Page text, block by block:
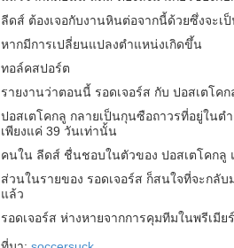
ลีดส์ ต้องเจอกับงานหินต่อจากนี้ด้วยซึ่งจะเ
หากมีการเปลี่ยนแปลงตำแหน่งเกิดขึ้น
ทอล์คสปอร์ต
รายงานว่าตอนนี้ รอดเจอร์ส กับ ปอสเตโค
ปอสเตโคกลู กลายเป็นกุนซือถาวรที่อยู่ใน
เพียงแค่ 39 วันเท่านั้น
คนใน ลีดส์ ชื่นชอบในตัวของ ปอสเตโคกลู
ส่วนในรายของ รอดเจอร์ส ก็สนใจที่จะกลั
แล้ว
รอดเจอร์ส ห่างหายจากการคุมทีมในพรีเมี